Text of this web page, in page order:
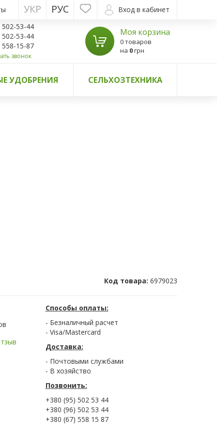
Вход в кабинет
РУС
УКР
502-53-44
502-53-44
558-15-87
звонок
Моя корзина
0 товаров
на 0грн
УДОБРЕНИЯ СЕЛЬХОЗТЕХНИКА
Код товара: 6979023
Способы оплаты:
- Безналичный расчет
- Visa/Mastercard
Доставка:
- Почтовыми службами
- В хозяйство
Позвонить:
+380 (95) 502 53 44
+380 (96) 502 53 44
+380 (67) 558 15 87